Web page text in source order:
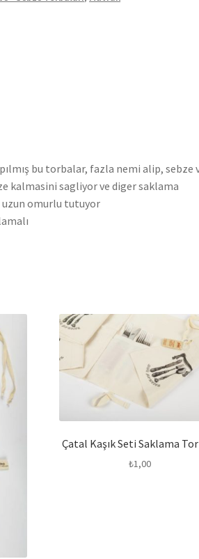
bu torbalar, fazla nemi alip, sebze
kalmasini sagliyor ve diger saklama
uzun omurlu tutuyor
Çatal Kaşık Seti Saklama
₺1,00